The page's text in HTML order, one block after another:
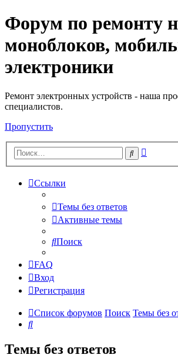
Регистрация
Форум по ремонту
моноблоков,
электроники
Ремонт электронных устройств - наша
специалистов.
Пропустить
Поиск
Ссылки
Темы без ответов
Активные темы
Поиск
FAQ
Вход
Регистрация
Список форумов Поиск Темы без
Поиск
Темы без ответов